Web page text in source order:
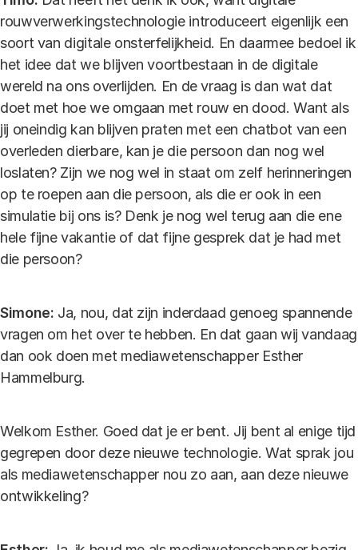
rouwverwerkingstechnologie introduceert eigenlijk een
soort van digitale onsterfelijkheid. En daarmee bedoel ik
het idee dat we blijven voortbestaan in de digitale
wereld na ons overlijden. En de vraag is dan wat dat
doet met hoe we omgaan met rouw en dood. Want als
jij oneindig kan blijven praten met een chatbot van een
overleden dierbare, kan je die persoon dan nog wel
loslaten? Zijn we nog wel in staat om zelf herinneringen
op te roepen aan die persoon, als die er ook in een
simulatie bij ons is? Denk je nog wel terug aan die ene
hele fijne vakantie of dat fijne gesprek dat je had met
die persoon?
Simone: Ja, nou, dat zijn inderdaad genoeg spannende
vragen om het over te hebben. En dat gaan wij vandaag
dan ook doen met mediawetenschapper Esther
Hammelburg.
Welkom Esther. Goed dat je er bent. Jij bent al enige tijd
gegrepen door deze nieuwe technologie. Wat sprak jou
als mediawetenschapper nou zo aan, aan deze nieuwe
ontwikkeling?